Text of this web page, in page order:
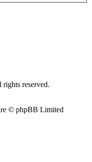
reserved.
© phpBB Limited